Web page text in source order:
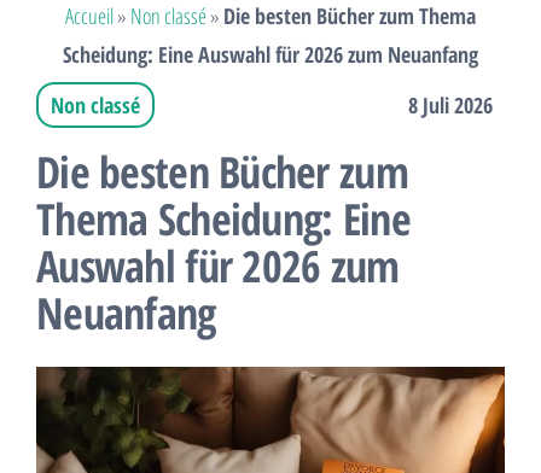
Accueil» Non classé» Die besten Bücher zum Thema
Scheidung: Eine Auswahl für 2026 zum Neuanfang
Non classé
8 Juli 2026
Die besten Bücher zum
Thema Scheidung: Eine
Auswahl für 2026 zum
Neuanfang